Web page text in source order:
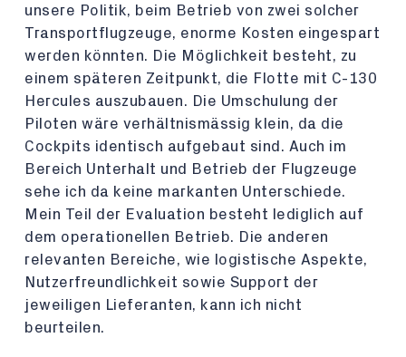
unsere Politik, beim Betrieb von zwei solcher
Transportflugzeuge, enorme Kosten eingespart
werden könnten. Die Möglichkeit besteht, zu
einem späteren Zeitpunkt, die Flotte mit C-130
Hercules auszubauen. Die Umschulung der
Piloten wäre verhältnismässig klein, da die
Cockpits identisch aufgebaut sind. Auch im
Bereich Unterhalt und Betrieb der Flugzeuge
sehe ich da keine markanten Unterschiede.
Mein Teil der Evaluation besteht lediglich auf
dem operationellen Betrieb. Die anderen
relevanten Bereiche, wie logistische Aspekte,
Nutzerfreundlichkeit sowie Support der
jeweiligen Lieferanten, kann ich nicht
beurteilen.